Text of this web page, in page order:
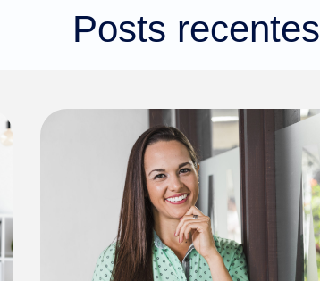
Posts recentes